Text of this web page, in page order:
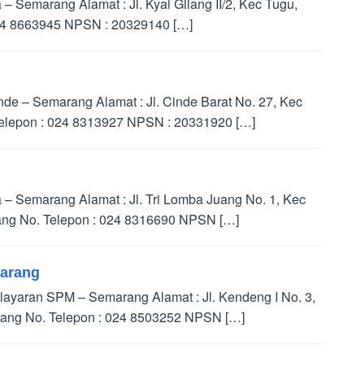
8663945 NPSN : 20329140 […]
– Semarang Alamat : Jl. Cinde Barat No. 27, Kec
: 024 8313927 NPSN : 20331920 […]
Semarang Alamat : Jl. Tri Lomba Juang No. 1, Kec
No. Telepon : 024 8316690 NPSN […]
SPM – Semarang Alamat : Jl. Kendeng I No. 3,
No. Telepon : 024 8503252 NPSN […]